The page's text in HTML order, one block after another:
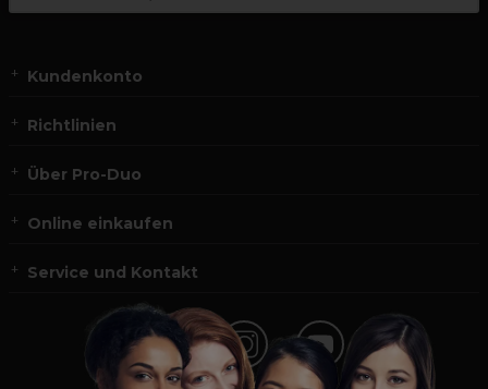
Kundenkonto
Richtlinien
Über Pro-Duo
Online einkaufen
Service und Kontakt